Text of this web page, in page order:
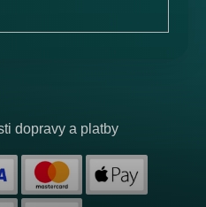
dopravy a platby